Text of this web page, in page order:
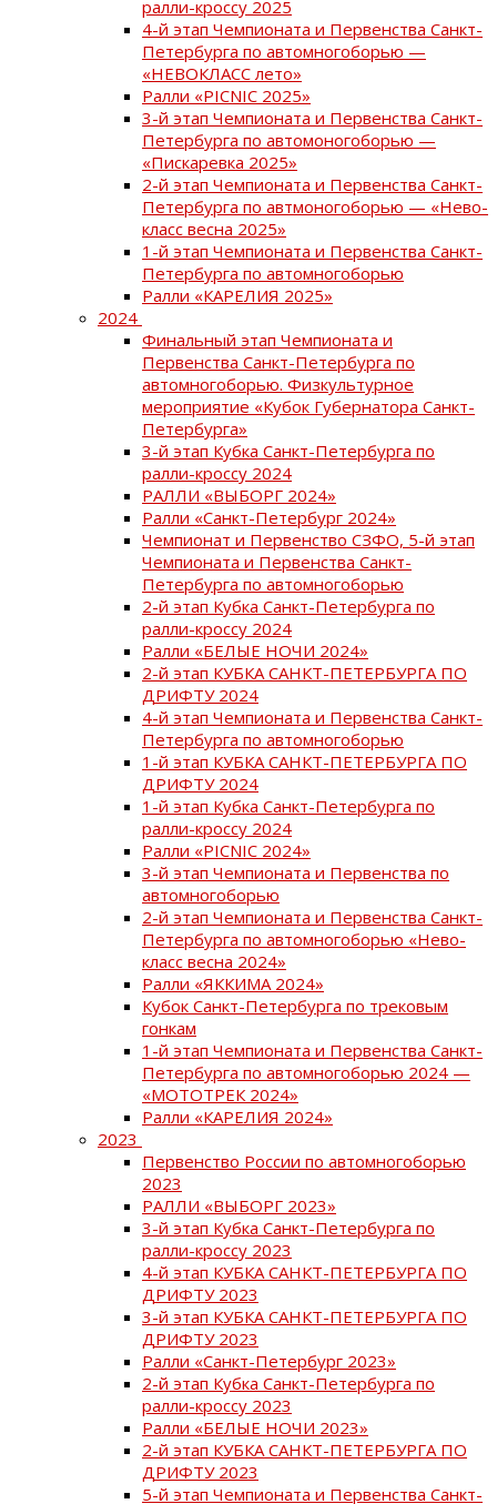
ралли-кроссу 2025
4-й этап Чемпионата и Первенства Санкт-
Петербурга по автомногоборью —
«НЕВОКЛАСС лето»
Ралли «PICNIC 2025»
3-й этап Чемпионата и Первенства Санкт-
Петербурга по автомоногоборью —
«Пискаревка 2025»
2-й этап Чемпионата и Первенства Санкт-
Петербурга по автмоногоборью — «Нево-
класс весна 2025»
1-й этап Чемпионата и Первенства Санкт-
Петербурга по автомногоборью
Ралли «КАРЕЛИЯ 2025»
2024
Финальный этап Чемпионата и
Первенства Санкт-Петербурга по
автомногоборью. Физкультурное
мероприятие «Кубок Губернатора Санкт-
Петербурга»
3-й этап Кубка Санкт-Петербурга по
ралли-кроссу 2024
РАЛЛИ «ВЫБОРГ 2024»
Ралли «Санкт-Петербург 2024»
Чемпионат и Первенство СЗФО, 5-й этап
Чемпионата и Первенства Санкт-
Петербурга по автомногоборью
2-й этап Кубка Санкт-Петербурга по
ралли-кроссу 2024
Ралли «БЕЛЫЕ НОЧИ 2024»
2-й этап КУБКА САНКТ-ПЕТЕРБУРГА ПО
ДРИФТУ 2024
4-й этап Чемпионата и Первенства Санкт-
Петербурга по автомногоборью
1-й этап КУБКА САНКТ-ПЕТЕРБУРГА ПО
ДРИФТУ 2024
1-й этап Кубка Санкт-Петербурга по
ралли-кроссу 2024
Ралли «PICNIC 2024»
3-й этап Чемпионата и Первенства по
автомногоборью
2-й этап Чемпионата и Первенства Санкт-
Петербурга по автомногоборью «Нево-
класс весна 2024»
Ралли «ЯККИМА 2024»
Кубок Санкт-Петербурга по трековым
гонкам
1-й этап Чемпионата и Первенства Санкт-
Петербурга по автомногоборью 2024 —
«МОТОТРЕК 2024»
Ралли «КАРЕЛИЯ 2024»
2023
Первенство России по автомногоборью
2023
РАЛЛИ «ВЫБОРГ 2023»
3-й этап Кубка Санкт-Петербурга по
ралли-кроссу 2023
4-й этап КУБКА САНКТ-ПЕТЕРБУРГА ПО
ДРИФТУ 2023
3-й этап КУБКА САНКТ-ПЕТЕРБУРГА ПО
ДРИФТУ 2023
Ралли «Санкт-Петербург 2023»
2-й этап Кубка Санкт-Петербурга по
ралли-кроссу 2023
Ралли «БЕЛЫЕ НОЧИ 2023»
2-й этап КУБКА САНКТ-ПЕТЕРБУРГА ПО
ДРИФТУ 2023
5-й этап Чемпионата и Первенства Санкт-